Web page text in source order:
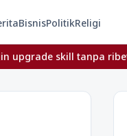
BisnisPolitikReligi
skill tanpa ribet?